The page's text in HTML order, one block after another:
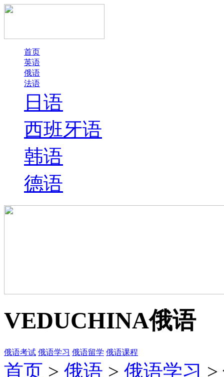
首页
英语
俄语
法语
日语
西班牙语
韩语
德语
VEDUCHINA俄语
俄语考试 俄语学习 俄语留学 俄语课程
首页 > 俄语 > 俄语学习 >